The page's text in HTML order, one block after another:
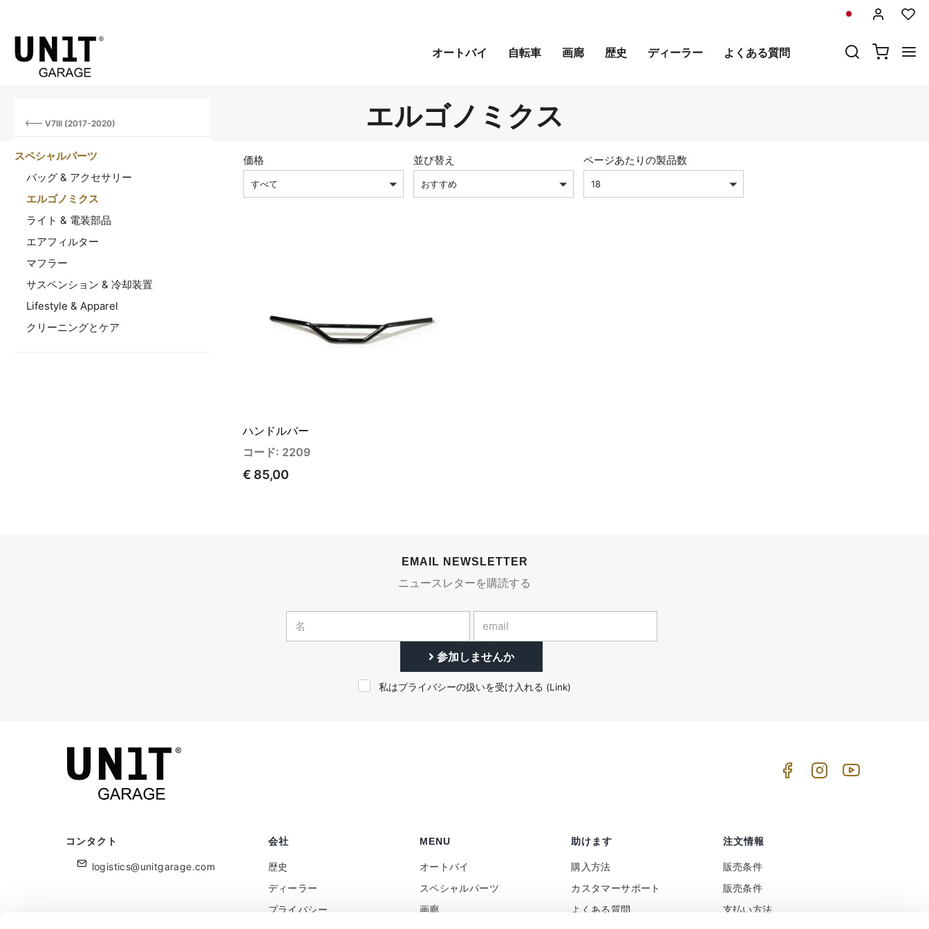
オートバイ 自転車 画廊 歴史 ディーラー よくある質問
エルゴノミクス
V7III (2017-2020)
スペシャルパーツ
バッグ & アクセサリー
エルゴノミクス
ライト & 電装部品
エアフィルター
マフラー
サスペンション & 冷却装置
Lifestyle & Apparel
クリーニングとケア
価格
すべて
並び替え
おすすめ
ページあたりの製品数
18
ハンドルバー
コード: 2209
€ 85,00
EMAIL NEWSLETTER
ニュースレターを購読する
参加しませんか
私はプライバシーの扱いを受け入れる (Link)
コンタクト
logistics@unitgarage.com
会社
歴史
ディーラー
プライバシー
MENU
オートバイ
スペシャルパーツ
画廊
助けます
購入方法
カスタマーサポート
よくある質問
注文情報
販売条件
販売条件
支払い方法